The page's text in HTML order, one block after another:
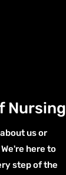
Nursing
us or
here to
step of the